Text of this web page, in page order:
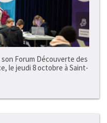
Forum Découverte des
le jeudi 8 octobre à Saint-